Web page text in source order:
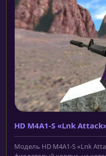
HD M4A1-S «Lnk
Модель HD M4A1-S «Lnk